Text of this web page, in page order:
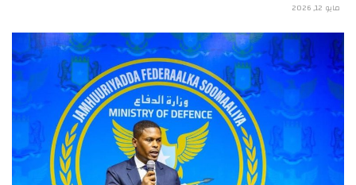
مايو 12, 2026